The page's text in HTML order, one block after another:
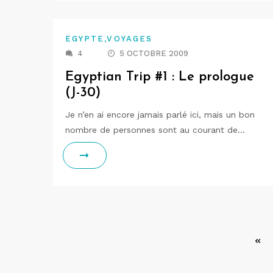
EGYPTE ,VOYAGES
4
5 OCTOBRE 2009
Egyptian Trip #1 : Le prologue
(J-30)
Je n’en ai encore jamais parlé ici, mais un bon
nombre de personnes sont au courant de…